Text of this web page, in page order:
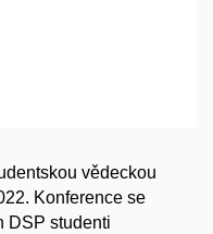
vědeckou
Konference se
DSP studenti